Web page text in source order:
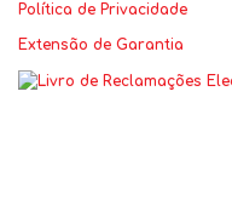
Política de Privacidade
Extensão de Garantia